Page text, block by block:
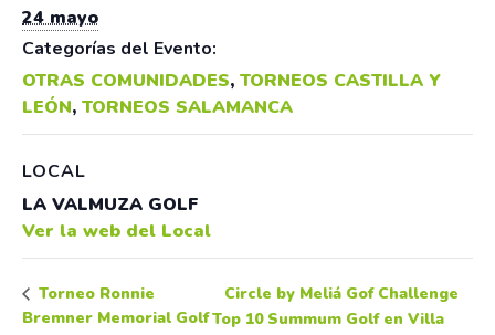
24 mayo
Categorías del Evento:
OTRAS COMUNIDADES, TORNEOS CASTILLA Y
LEÓN, TORNEOS SALAMANCA
LOCAL
LA VALMUZA GOLF
Ver la web del Local
Torneo Ronnie
Bremner Memorial Golf
Circle by Meliá Gof Challenge
Top 10 Summum Golf en Villa